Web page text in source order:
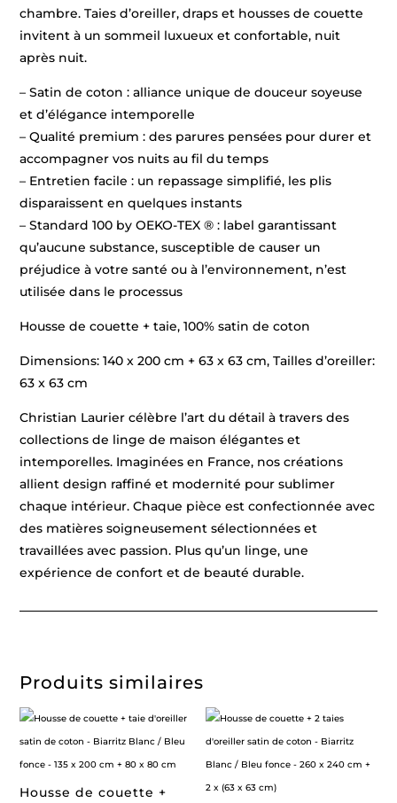
cm
chambre. Taies d’oreiller, draps et housses de couette
invitent à un sommeil luxueux et confortable, nuit
après nuit.
– Satin de coton : alliance unique de douceur soyeuse
et d’élégance intemporelle
– Qualité premium : des parures pensées pour durer et
accompagner vos nuits au fil du temps
– Entretien facile : un repassage simplifié, les plis
disparaissent en quelques instants
– Standard 100 by OEKO-TEX ® : label garantissant
qu’aucune substance, susceptible de causer un
préjudice à votre santé ou à l’environnement, n’est
utilisée dans le processus
Housse de couette + taie, 100% satin de coton
Dimensions: 140 x 200 cm + 63 x 63 cm, Tailles d’oreiller:
63 x 63 cm
Christian Laurier célèbre l’art du détail à travers des
collections de linge de maison élégantes et
intemporelles. Imaginées en France, nos créations
allient design raffiné et modernité pour sublimer
chaque intérieur. Chaque pièce est confectionnée avec
des matières soigneusement sélectionnées et
travaillées avec passion. Plus qu’un linge, une
expérience de confort et de beauté durable.
Produits similaires
Housse de couette +